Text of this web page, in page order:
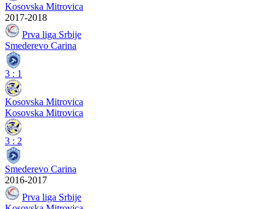
Kosovska Mitrovica
2017-2018
Prva liga Srbije
Smederevo Carina
3 : 1
Kosovska Mitrovica
Kosovska Mitrovica
3 : 2
Smederevo Carina
2016-2017
Prva liga Srbije